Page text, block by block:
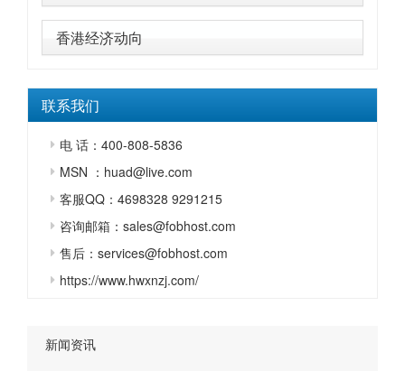
香港经济动向
联系我们
电 话：400-808-5836
MSN ：huad@live.com
客服QQ：4698328 9291215
咨询邮箱：sales@fobhost.com
售后：services@fobhost.com
https://www.hwxnzj.com/
新闻资讯